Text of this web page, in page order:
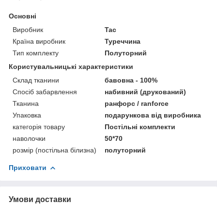
Основні
Виробник
Tac
Країна виробник
Туреччина
Тип комплекту
Полуторний
Користувальницькі характеристики
Склад тканини
бавовна - 100%
Спосіб забарвлення
набивний (друкований)
Тканина
ранфорс / ranforce
Упаковка
подарункова від виробника
категорія товару
Постільні комплекти
наволочки
50*70
розмір (постільна білизна)
полуторний
Приховати
Умови доставки